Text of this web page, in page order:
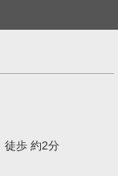
徒歩 約2分